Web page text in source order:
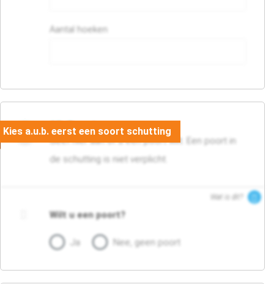
Aantal hoeken
05. Poort
Geef hier aan of u een poort wilt. Een poort in
de schutting is niet verplicht.
Wat is dit?
Wilt u een poort?
Ja Nee, geen poort